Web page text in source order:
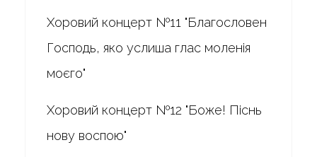
Хоровий концерт №11 "Благословен
Господь, яко услиша глас моленія
моєго"
Хоровий концерт №12 "Боже! Піснь
нову воспою"